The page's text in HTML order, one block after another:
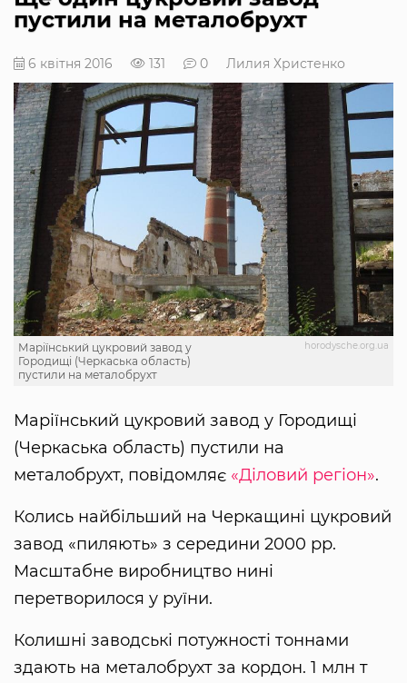
пустили на металобрухт
6 квітня 2016 131 0 Лилия Христенко
horodysche.org.ua
Маріїнський цукровий завод у
Городищі (Черкаська область)
пустили на металобрухт
Маріїнський цукровий завод у Городищі
(Черкаська область) пустили на
металобрухт, повідомляє «Діловий регіон».
Колись найбільший на Черкащині цукровий
завод «пиляють» з середини 2000 рр.
Масштабне виробництво нині
перетворилося у руїни.
Колишні заводські потужності тоннами
здають на металобрухт за кордон. 1 млн т